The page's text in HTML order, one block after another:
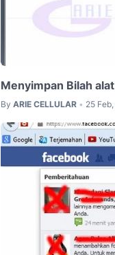
Menyimpan Bilah
By ARIE CELLULAR • 25